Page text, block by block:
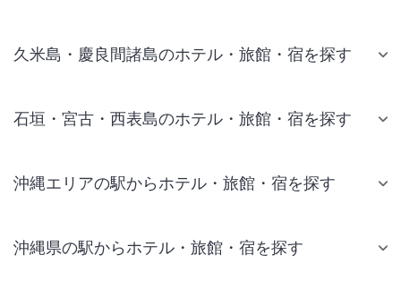
久米島・慶良間諸島のホテル・旅館・宿を探す
石垣・宮古・西表島のホテル・旅館・宿を探す
沖縄エリアの駅からホテル・旅館・宿を探す
沖縄県の駅からホテル・旅館・宿を探す